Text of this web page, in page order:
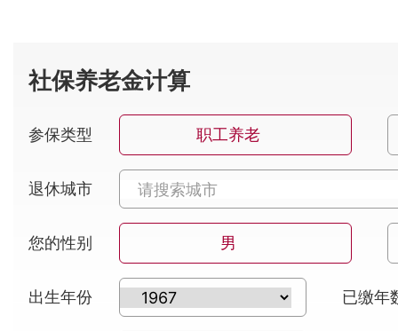
社保养老金计算
参保类型 职工养老
退休城市
您的性别 男
出生年份 已缴年